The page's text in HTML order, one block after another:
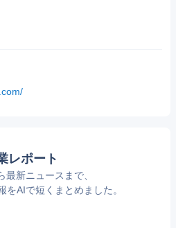
レポート
最新ニュースまで、
をAIで短くまとめました。